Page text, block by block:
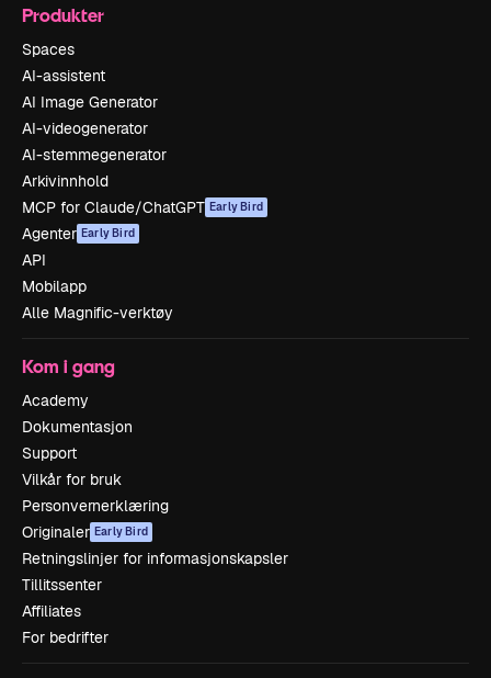
Produkter
Spaces
AI-assistent
AI Image Generator
AI-videogenerator
AI-stemmegenerator
Arkivinnhold
MCP for Claude/ChatGPT Early Bird
Agenter Early Bird
API
Mobilapp
Alle Magnific-verktøy
Kom i gang
Academy
Dokumentasjon
Support
Vilkår for bruk
Personvernerklæring
Originaler Early Bird
Retningslinjer for informasjonskapsler
Tillitssenter
Affiliates
For bedrifter